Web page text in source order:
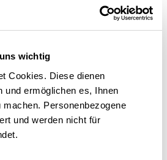
wichtig
Cookies. Diese dienen
und ermöglichen es, Ihnen
machen. Personenbezogene
und werden nicht für
erreichte
Ausfall von
Tiefpunkt.
– zwei
Schweiz